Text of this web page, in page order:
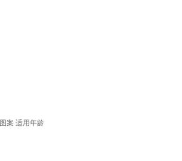
图案 适用年龄